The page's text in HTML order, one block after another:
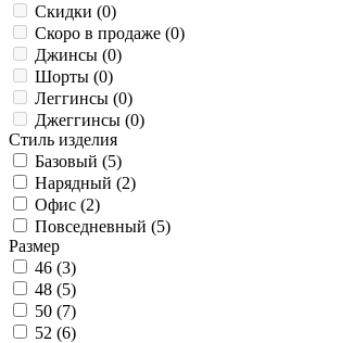
Скидки (0)
Скоро в продаже (0)
Джинсы (0)
Шорты (0)
Леггинсы (0)
Джеггинсы (0)
Стиль изделия
Базовый (5)
Нарядный (2)
Офис (2)
Повседневный (5)
Размер
46 (3)
48 (5)
50 (7)
52 (6)